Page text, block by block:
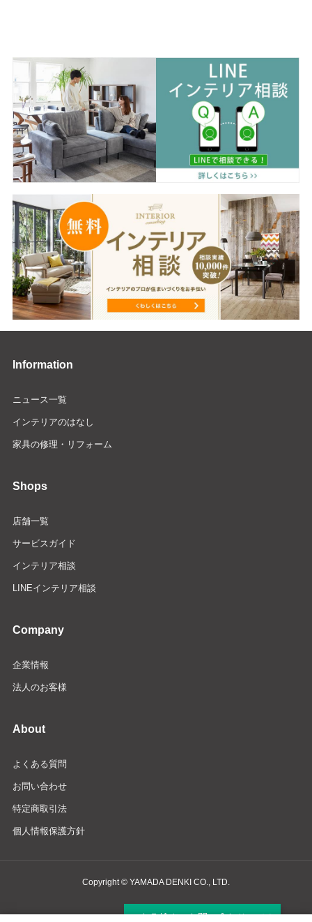
Information
ニュース一覧
インテリアのはなし
家具の修理・リフォーム
Shops
店舗一覧
サービスガイド
インテリア相談
LINEインテリア相談
Company
企業情報
法人のお客様
About
よくある質問
お問い合わせ
特定商取引法
個人情報保護方針
Copyright © YAMADA DENKI CO., LTD.
商品検索・お問い合わせ